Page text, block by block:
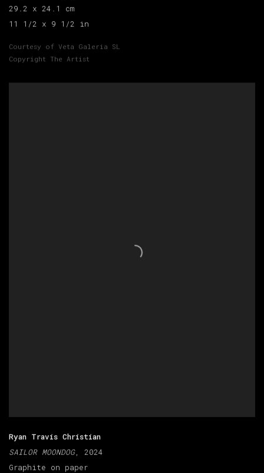
29.2 x 24.1 cm
11 1/2 x 9 1/2 in
Courtesy of Veta Galeria SL
Copyright The Artist
Ryan Travis Christian
SAILOR MOONDOG, 2024
Graphite on paper